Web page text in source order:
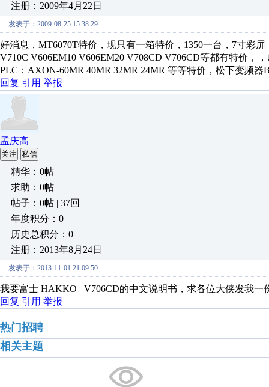
注册：2009年4月22日
发表于：2009-08-25 15:38:29
好消息，MT6070T特价，现只有一箱特价，1350一台，7寸彩
V710C V606EM10 V606EM20 V708CD V706CD等都有特价，
PLC：AXON-60MR 40MR 32MR 24MR 等等特价，松下变频器
回复 引用 举报
孟庆高
关注 私信
精华：0帖
求助：0帖
帖子：0帖 | 37回
年度积分：0
历史总积分：0
注册：2013年8月24日
发表于：2013-11-01 21:09:50
我要富士 HAKKO V706CD的中文说明书，求各位大侠发我一
回复 引用 举报
热门招聘
相关主题